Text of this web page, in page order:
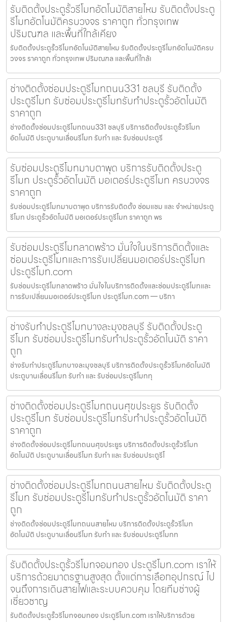
รับติดตั้งประตูรั้วรีโมทอัตโนมัติสายไหม รับติดตั้งประตู
รีโมทอัตโนมัติครบวงจร ราคาถูก ทั่วกรุงเทพ
ปริมณฑล และพื้นที่ใกล้เคียง
รับติดตั้งประตูรั้วรีโมทอัตโนมัติสายไหม รับติดตั้งประตูรีโมทอัตโนมัติครบ
วงจร ราคาถูก ทั่วกรุงเทพ ปริมณฑล และพื้นที่ใกล้เ
ช่างติดตั้งซ่อมประตูรีโมทถนน331 ชลบุรี รับติดตั้ง
ประตูรีโมท รับซ่อมประตูรีโมทรับทำประตูรั้วอัตโนมัติ
ราคาถูก
ช่างติดตั้งซ่อมประตูรีโมทถนน331 ชลบุรี บริการติดตั้งประตูรั้วรีโมท
อัตโนมัติ ประตูบานเลื่อนรีโมท รับทำ และ รับซ่อมประตูรี
รับซ่อมประตูรีโมทมาบตาพุด บริการรับติดตั้งประตู
รีโมท ประตูรั้วอัตโนมัติ มอเตอร์ประตูรีโมท ครบวงจร
ราคาถูก
รับซ่อมประตูรีโมทมาบตาพุด บริการรับติดตั้ง ซ่อมแซม และ จำหน่ายประตู
รีโมท ประตูรั้วอัตโนมัติ มอเตอร์ประตูรีโมท ราคาถูก พร
รับซ่อมประตูรีโมทลาดพร้าว มั่นใจในบริการติดตั้งและ
ซ่อมประตูรีโมทและการรับเปลี่ยนมอเตอร์ประตูรีโมท
ประตูรีโมท.com
รับซ่อมประตูรีโมทลาดพร้าว มั่นใจในบริการติดตั้งและซ่อมประตูรีโมทและ
การรับเปลี่ยนมอเตอร์ประตูรีโมท ประตูรีโมท.com — บริกา
ช่างรับทำประตูรีโมทบางละมุงชลบุรี รับติดตั้งประตู
รีโมท รับซ่อมประตูรีโมทรับทำประตูรั้วอัตโนมัติ ราคา
ถูก
ช่างรับทำประตูรีโมทบางละมุงชลบุรี บริการติดตั้งประตูรั้วรีโมทอัตโนมัติ
ประตูบานเลื่อนรีโมท รับทำ และ รับซ่อมประตูรีโมททุ
ช่างติดตั้งซ่อมประตูรีโมทถนนศุขประยูร รับติดตั้ง
ประตูรีโมท รับซ่อมประตูรีโมทรับทำประตูรั้วอัตโนมัติ
ราคาถูก
ช่างติดตั้งซ่อมประตูรีโมทถนนศุขประยูร บริการติดตั้งประตูรั้วรีโมท
อัตโนมัติ ประตูบานเลื่อนรีโมท รับทำ และ รับซ่อมประตูรีโ
ช่างติดตั้งซ่อมประตูรีโมทถนนสายไหม รับติดตั้งประตู
รีโมท รับซ่อมประตูรีโมทรับทำประตูรั้วอัตโนมัติ ราคา
ถูก
ช่างติดตั้งซ่อมประตูรีโมทถนนสายไหม บริการติดตั้งประตูรั้วรีโมท
อัตโนมัติ ประตูบานเลื่อนรีโมท รับทำ และ รับซ่อมประตูรีโมทท
รับติดตั้งประตูรั้วรีโมทจอมทอง ประตูรีโมท.com เราให้
บริการด้วยมาตรฐานสูงสุด ตั้งแต่การเลือกอุปกรณ์ ไป
จนถึงการเดินสายไฟและระบบควบคุม โดยทีมช่างผู้
เชี่ยวชาญ
รับติดตั้งประตูรั้วรีโมทจอมทอง ประตูรีโมท.com เราให้บริการด้วย